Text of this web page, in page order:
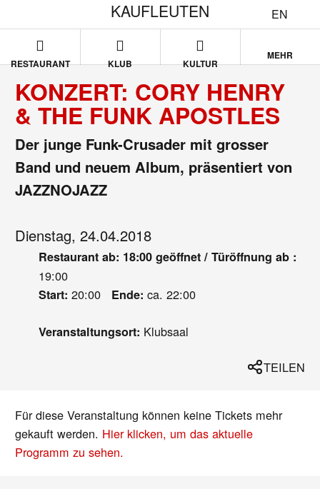
EN
KAUFLEUTEN
RESTAURANT KLUB KULTUR
MEHR
KONZERT: CORY HENRY
& THE FUNK APOSTLES
Der junge Funk-Crusader mit grosser
Band und neuem Album, präsentiert von
JAZZNOJAZZ
Dienstag, 24.04.2018
Restaurant ab: 18:00 geöffnet / Türöffnung ab :
19:00
Start: 20:00 Ende: ca. 22:00
Veranstaltungsort: Klubsaal
TEILEN
Für diese Veranstaltung können keine Tickets mehr
gekauft werden. Hier klicken, um das aktuelle
Programm zu sehen.